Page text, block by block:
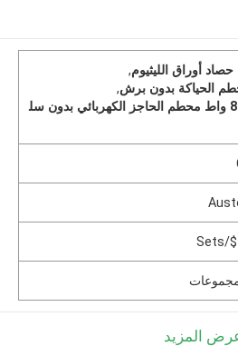
حصاد أوراق الليثيوم,
الحياكة بدون برش,
800 واط محطم الحاجز الكهربائي بدون سل
المزيد